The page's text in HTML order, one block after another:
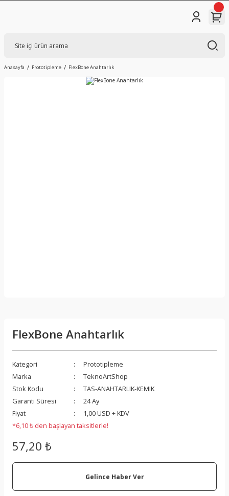
Anasayfa Prototipleme FlexBone Anahtarlık
FlexBone Anahtarlık
Kategori
Prototipleme
Marka
TeknoArtShop
Stok Kodu
TAS-ANAHTARLIK-KEMIK
Garanti Süresi
24 Ay
Fiyat
1,00 USD + KDV
*6,10 ₺ den başlayan taksitlerle!
57,20 ₺
Gelince Haber Ver